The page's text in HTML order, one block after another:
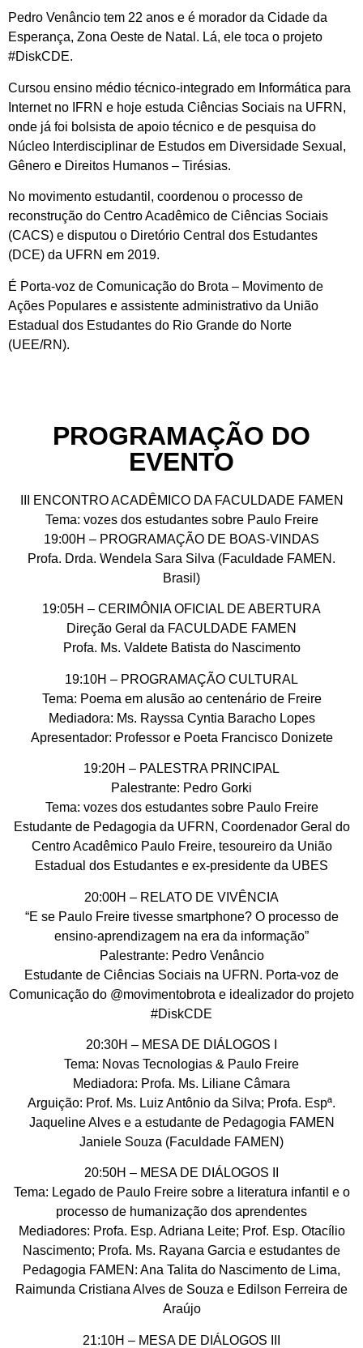
Pedro Venâncio tem 22 anos e é morador da Cidade da
Esperança, Zona Oeste de Natal. Lá, ele toca o projeto
#DiskCDE.
Cursou ensino médio técnico-integrado em Informática para
Internet no IFRN e hoje estuda Ciências Sociais na UFRN,
onde já foi bolsista de apoio técnico e de pesquisa do
Núcleo Interdisciplinar de Estudos em Diversidade Sexual,
Gênero e Direitos Humanos – Tirésias.
No movimento estudantil, coordenou o processo de
reconstrução do Centro Acadêmico de Ciências Sociais
(CACS) e disputou o Diretório Central dos Estudantes
(DCE) da UFRN em 2019.
É Porta-voz de Comunicação do Brota – Movimento de
Ações Populares e assistente administrativo da União
Estadual dos Estudantes do Rio Grande do Norte
(UEE/RN).
PROGRAMAÇÃO DO
EVENTO
III ENCONTRO ACADÊMICO DA FACULDADE FAMEN
Tema: vozes dos estudantes sobre Paulo Freire
19:00H – PROGRAMAÇÃO DE BOAS-VINDAS
Profa. Drda. Wendela Sara Silva (Faculdade FAMEN.
Brasil)
19:05H – CERIMÔNIA OFICIAL DE ABERTURA
Direção Geral da FACULDADE FAMEN
Profa. Ms. Valdete Batista do Nascimento
19:10H – PROGRAMAÇÃO CULTURAL
Tema: Poema em alusão ao centenário de Freire
Mediadora: Ms. Rayssa Cyntia Baracho Lopes
Apresentador: Professor e Poeta Francisco Donizete
19:20H – PALESTRA PRINCIPAL
Palestrante: Pedro Gorki
Tema: vozes dos estudantes sobre Paulo Freire
Estudante de Pedagogia da UFRN, Coordenador Geral do
Centro Acadêmico Paulo Freire, tesoureiro da União
Estadual dos Estudantes e ex-presidente da UBES
20:00H – RELATO DE VIVÊNCIA
“E se Paulo Freire tivesse smartphone? O processo de
ensino-aprendizagem na era da informação”
Palestrante: Pedro Venâncio
Estudante de Ciências Sociais na UFRN. Porta-voz de
Comunicação do @movimentobrota e idealizador do projeto
#DiskCDE
20:30H – MESA DE DIÁLOGOS I
Tema: Novas Tecnologias & Paulo Freire
Mediadora: Profa. Ms. Liliane Câmara
Arguição: Prof. Ms. Luiz Antônio da Silva; Profa. Espª.
Jaqueline Alves e a estudante de Pedagogia FAMEN
Janiele Souza (Faculdade FAMEN)
20:50H – MESA DE DIÁLOGOS II
Tema: Legado de Paulo Freire sobre a literatura infantil e o
processo de humanização dos aprendentes
Mediadores: Profa. Esp. Adriana Leite; Prof. Esp. Otacílio
Nascimento; Profa. Ms. Rayana Garcia e estudantes de
Pedagogia FAMEN: Ana Talita do Nascimento de Lima,
Raimunda Cristiana Alves de Souza e Edilson Ferreira de
Araújo
21:10H – MESA DE DIÁLOGOS III